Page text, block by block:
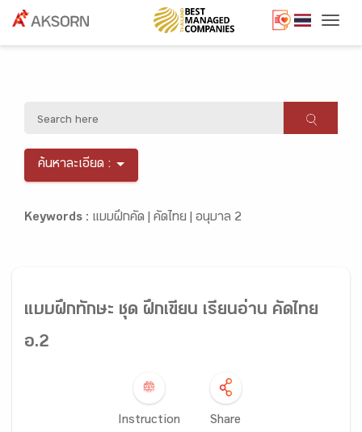
ค้นหาละเอียด :
Keywords : แบบฝึกคัด | คัดไทย | อนุบาล 2
แบบฝึกทักษะ ชุด ฝึกเขียน เรียนอ่าน คัดไทย
อ.2
Instruction
Share